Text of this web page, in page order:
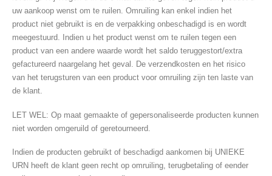
uw aankoop wenst om te ruilen. Omruiling kan enkel indien het
product niet gebruikt is en de verpakking onbeschadigd is en wordt
meegestuurd. Indien u het product wenst om te ruilen tegen een
product van een andere waarde wordt het saldo teruggestort/extra
gefactureerd naargelang het geval. De verzendkosten en het risico
van het terugsturen van een product voor omruiling zijn ten laste van
de klant.
LET WEL: Op maat gemaakte of gepersonaliseerde producten kunnen
niet worden omgeruild of geretourneerd.
Indien de producten gebruikt of beschadigd aankomen bij UNIEKE
URN heeft de klant geen recht op omruiling, terugbetaling of eender